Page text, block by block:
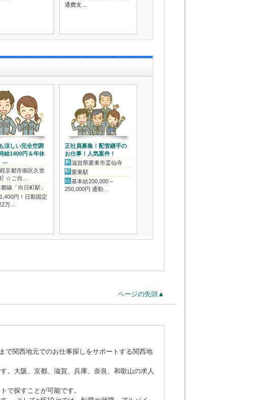
通費支…
涼しい完全空調
給1400円＆年休
…
京都市南区久世
☆ご自…
線「向日町駅」
円！日勤固定
万…
正社員募集！配管継手の
お仕事！人気案件！
滋賀県栗東市霊仙寺
栗東駅
基本給200,000～
250,000円 通勤…
ページの先頭▲
で関西地元でのお仕事探しをサポートする関西地
。大阪、京都、滋賀、兵庫、奈良、和歌山の求人
で探すことが可能です。